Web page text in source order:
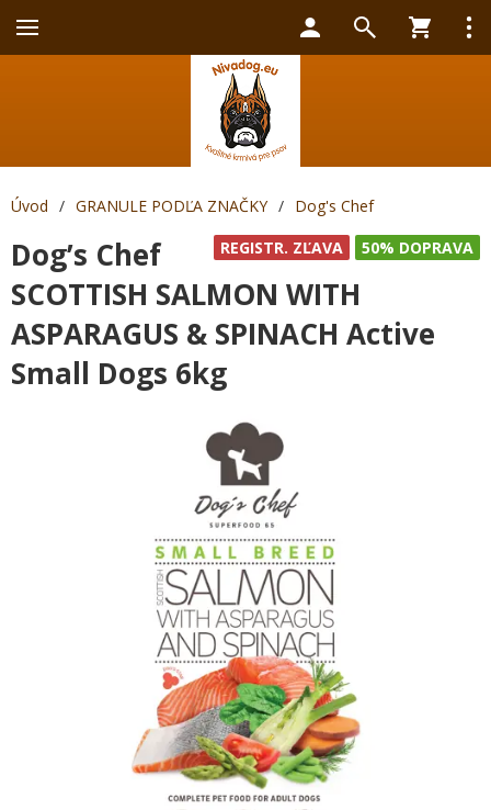
Úvod / GRANULE PODĽA ZNAČKY / Dog's Chef
50% DOPRAVA
REGISTR. ZĽAVA
Dog’s Chef
SCOTTISH SALMON WITH
ASPARAGUS & SPINACH Active
Small Dogs 6kg